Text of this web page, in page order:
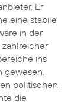
Er
eine stabile
in der
zahlreicher
ins
gewesen.
politischen
die